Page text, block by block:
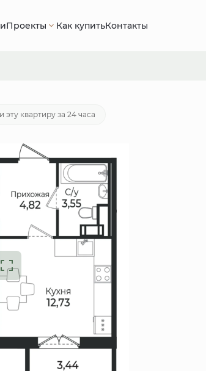
Проекты Как купитьКонтакты
Ипотекаот 22 434 руб./мес.
эту квартиру за 24 часа